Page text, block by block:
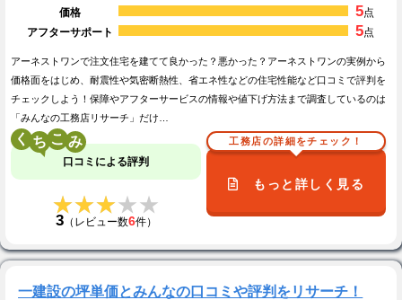
価格 5点
アフターサポート
5点
アーネストワンで注文住宅を建てて良かった？悪かった？アーネストワンの実例から
価格面をはじめ、耐震性や気密断熱性、省エネ性などの住宅性能など口コミで評判を
チェックしよう！保障やアフターサービスの情報や値下げ方法まで調査しているのは
「みんなの工務店リサーチ」だけ…
く こ
口コミによる評判
★★★★★
★★★★★
3（レビュー数6件）
工務店の詳細をチェック！
もっと詳しく見る
一建設の坪単価とみんなの口コミや評判をリサーチ！